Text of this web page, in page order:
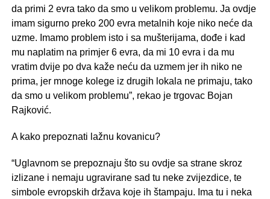
da primi 2 evra tako da smo u velikom problemu. Ja ovdje
imam sigurno preko 200 evra metalnih koje niko neće da
uzme. Imamo problem isto i sa mušterijama, dođe i kad
mu naplatim na primjer 6 evra, da mi 10 evra i da mu
vratim dvije po dva kaže neću da uzmem jer ih niko ne
prima, jer mnoge kolege iz drugih lokala ne primaju, tako
da smo u velikom problemu”, rekao je trgovac Bojan
Rajković.
A kako prepoznati lažnu kovanicu?
“Uglavnom se prepoznaju što su ovdje sa strane skroz
izlizane i nemaju ugravirane sad tu neke zvijezdice, te
simbole evropskih država koje ih štampaju. Ima tu i neka